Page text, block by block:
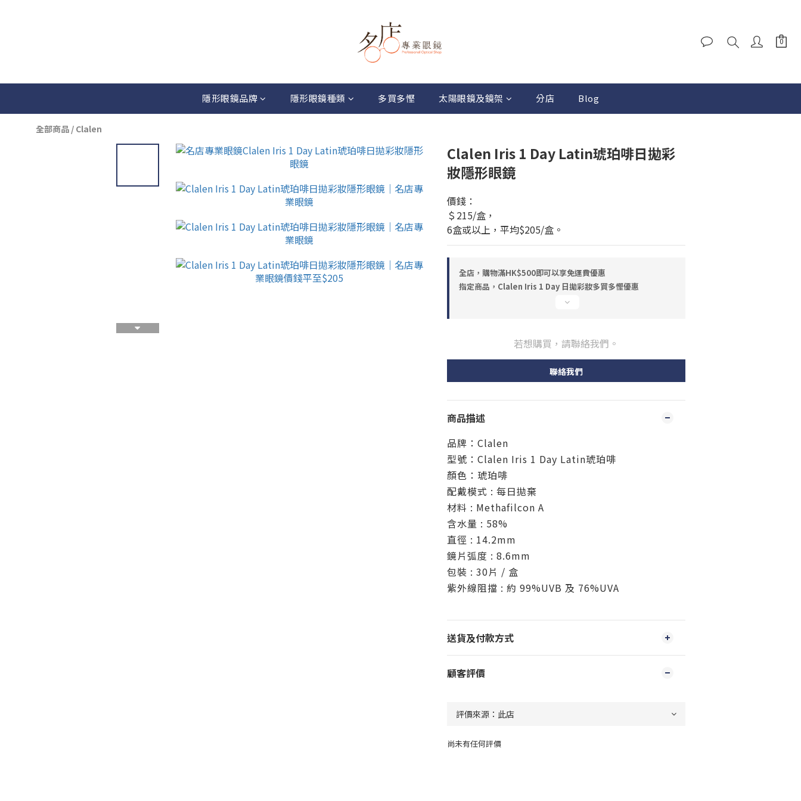
隱形眼鏡品牌 隱形眼鏡種類 多買多慳 太陽眼鏡及鏡架 分店 Blog
全部商品 / Clalen
Clalen Iris 1 Day Latin琥珀啡日拋彩
妝隱形眼鏡
價錢：
＄215/盒，
6盒或以上，平均$205/盒。
全店，購物滿HK$500即可以享免運費優惠
指定商品，Clalen Iris 1 Day 日拋彩妝多買多慳優惠
若想購買，請聯絡我們。
聯絡我們
商品描述
品牌：Clalen
型號：Clalen Iris 1 Day Latin琥珀啡
顏色： 琥珀啡
配戴模式 : 每日拋棄
材料 : Methafilcon A
含水量 : 58%
直徑 : 14.2mm
鏡片弧度 : 8.6mm
包裝 : 30片 / 盒
紫外線阻擋 : 約 99%UVB 及 76%UVA
送貨及付款方式
顧客評價
尚未有任何評價